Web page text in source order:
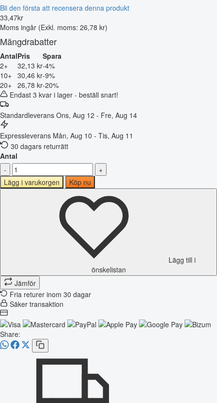
Bli den första att recensera denna produkt
33,47kr
Moms ingår (Exkl. moms: 26,78 kr)
Mängdrabatter
AntalPris
Spara
2+
32,13 kr-4%
10+ 30,46 kr-9%
20+ 26,78 kr-20%
Endast 3 kvar i lager - beställ snart!
Standardleverans Ons, Aug 12 - Fre, Aug 14
Expressleverans Mån, Aug 10 - Tis, Aug 11
30 dagars returrätt
Antal
-
+
Lägg i varukorgen
Köp nu
Lägg till i
önskelistan
Jämför
Fria returer inom 30 dagar
Säker transaktion
Share: